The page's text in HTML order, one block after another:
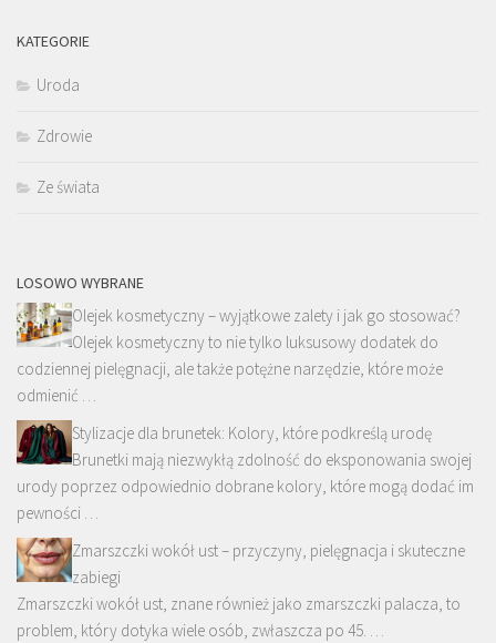
KATEGORIE
Uroda
Zdrowie
Ze świata
LOSOWO WYBRANE
Olejek kosmetyczny – wyjątkowe zalety i jak go stosować?
Olejek kosmetyczny to nie tylko luksusowy dodatek do
codziennej pielęgnacji, ale także potężne narzędzie, które może
odmienić …
Stylizacje dla brunetek: Kolory, które podkreślą urodę
Brunetki mają niezwykłą zdolność do eksponowania swojej
urody poprzez odpowiednio dobrane kolory, które mogą dodać im
pewności …
Zmarszczki wokół ust – przyczyny, pielęgnacja i skuteczne
zabiegi
Zmarszczki wokół ust, znane również jako zmarszczki palacza, to
problem, który dotyka wiele osób, zwłaszcza po 45. …